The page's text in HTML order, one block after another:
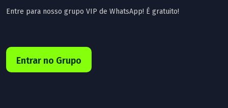
Entre para nosso grupo VIP de WhatsApp! É gratuito!
Entrar no Grupo